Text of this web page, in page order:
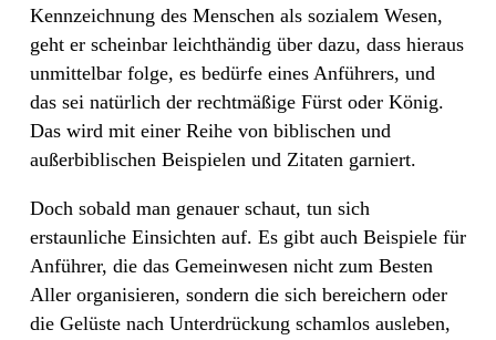
Kennzeichnung des Menschen als sozialem Wesen,
geht er scheinbar leichthändig über dazu, dass hieraus
unmittelbar folge, es bedürfe eines Anführers, und
das sei natürlich der rechtmäßige Fürst oder König.
Das wird mit einer Reihe von biblischen und
außerbiblischen Beispielen und Zitaten garniert.
Doch sobald man genauer schaut, tun sich
erstaunliche Einsichten auf. Es gibt auch Beispiele für
Anführer, die das Gemeinwesen nicht zum Besten
Aller organisieren, sondern die sich bereichern oder
die Gelüste nach Unterdrückung schamlos ausleben,